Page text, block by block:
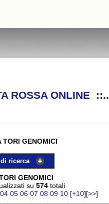
ROSSA ONLINE ::..
TORI GENOMICI
ricerca
GENOMICI
su 574 totali
04 05 06 07 08 09 10 [+10][>>]